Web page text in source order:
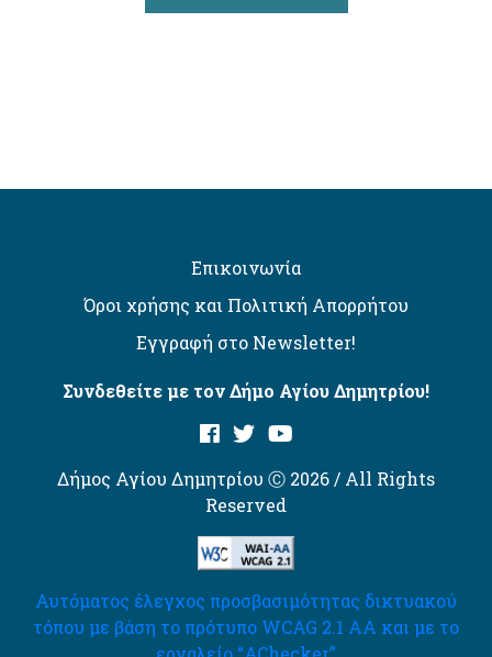
Επικοινωνία
Όροι χρήσης και Πολιτική Απορρήτου
Εγγραφή στο Newsletter!
Συνδεθείτε με τον Δήμο Αγίου Δημητρίου!
Δήμος Αγίου Δημητρίου Ⓒ 2026 / All Rights
Reserved
Αυτόματος έλεγχος προσβασιμότητας δικτυακού
τόπου με βάση το πρότυπο WCAG 2.1 AA και με το